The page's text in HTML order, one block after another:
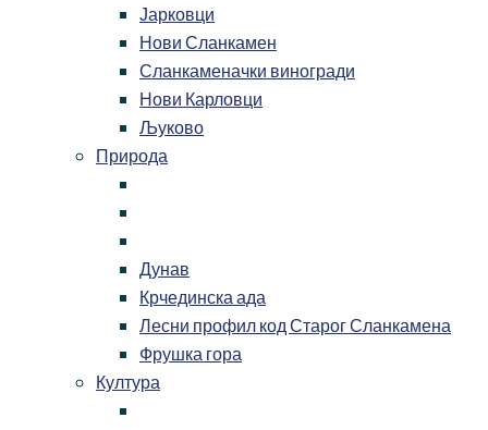
Јарковци
Нови Сланкамен
Сланкаменачки виногради
Нови Карловци
Љуково
Природа
Дунав
Крчединска ада
Лесни профил код Старог Сланкамена
Фрушка гора
Култура